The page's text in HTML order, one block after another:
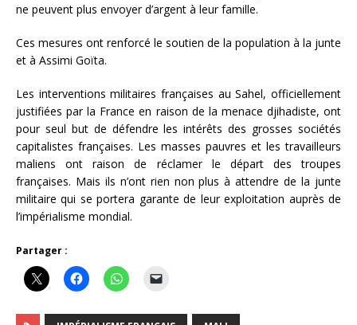
ne peuvent plus envoyer d’argent à leur famille.
Ces mesures ont renforcé le soutien de la population à la junte
et à Assimi Goïta.
Les interventions militaires françaises au Sahel, officiellement
justifiées par la France en raison de la menace djihadiste, ont
pour seul but de défendre les intérêts des grosses sociétés
capitalistes françaises. Les masses pauvres et les travailleurs
maliens ont raison de réclamer le départ des troupes
françaises. Mais ils n’ont rien non plus à attendre de la junte
militaire qui se portera garante de leur exploitation auprès de
l’impérialisme mondial.
Partager :